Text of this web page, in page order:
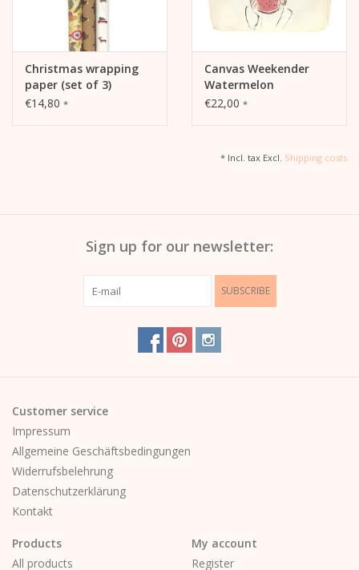
Christmas wrapping
paper (set of 3)
€14,80 *
Canvas Weekender
Watermelon
€22,00 *
* Incl. tax Excl. Shipping costs
Sign up for our newsletter:
SUBSCRIBE
Customer service
Impressum
Allgemeine Geschäftsbedingungen
Widerrufsbelehrung
Datenschutzerklärung
Kontakt
Products
All products
My account
Register